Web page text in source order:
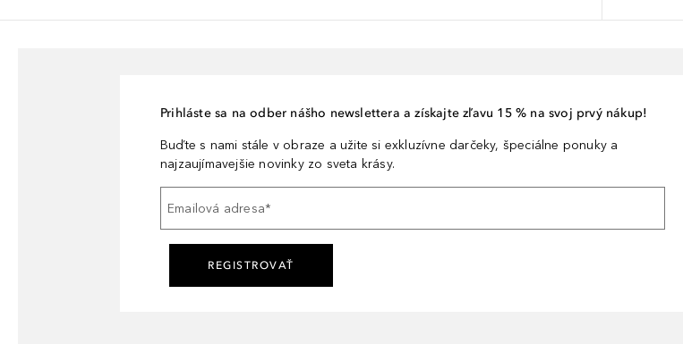
Prihláste sa na odber nášho newslettera a získajte zľavu 15 % na svoj prvý nákup!
Buďte s nami stále v obraze a užite si exkluzívne darčeky, špeciálne ponuky a
najzaujímavejšie novinky zo sveta krásy.
Emailová adresa*
REGISTROVAŤ